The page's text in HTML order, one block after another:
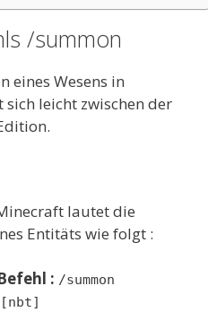
/summon
eines Wesens in
leicht zwischen der
lautet die
Entitäts wie folgt :
: /summon